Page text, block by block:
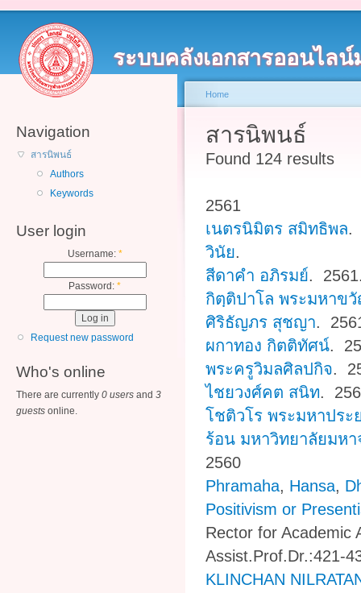
ระบบคลังเอกสารออนไล
Navigation
สารนิพนธ์
Authors
Keywords
User login
Username: *
Password: *
Request new password
Who's online
There are currently 0 users and 3
guests online.
Home
สารนิพนธ์
Found 124 results
2561
เนตรนิมิตร สมิทธิพล.
วินัย.
สีดาคำ อภิรมย์.
กิตฺติปาโล พระมหาข
ศิริธัญภร สุชญา.
ผกาทอง กิตติทัศน์.
พระครูวิมลศิลปกิจ.
ไชยวงศ์คต สนิท.
โชติวโร พระมหาประ
ร้อน มหาวิทยาลัยมห
2560
Phramaha, Hansa,
Positivism or
Rector for Academic
Assist.Prof.Dr.:421-
KLINCHAN